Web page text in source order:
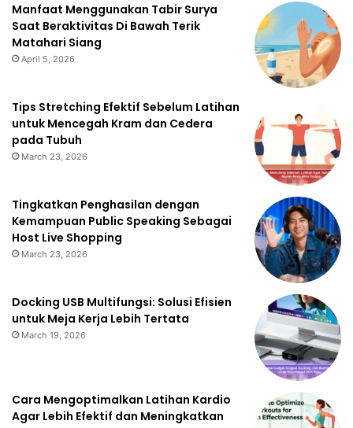
Manfaat Menggunakan Tabir Surya
Saat Beraktivitas Di Bawah Terik
Matahari Siang
April 5, 2026
Tips Stretching Efektif Sebelum Latihan
untuk Mencegah Kram dan Cedera
pada Tubuh
March 23, 2026
Tingkatkan Penghasilan dengan
Kemampuan Public Speaking Sebagai
Host Live Shopping
March 23, 2026
Docking USB Multifungsi: Solusi Efisien
untuk Meja Kerja Lebih Tertata
March 19, 2026
Cara Mengoptimalkan Latihan Kardio
Agar Lebih Efektif dan Meningkatkan